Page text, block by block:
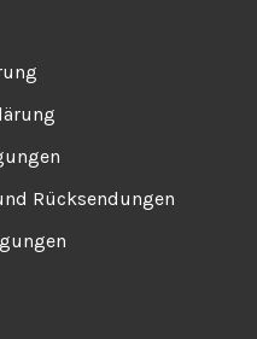
Rücksendungen